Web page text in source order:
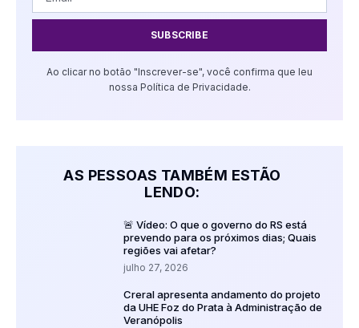
SUBSCRIBE
Ao clicar no botão "Inscrever-se", você confirma que leu
nossa Política de Privacidade.
AS PESSOAS TAMBÉM ESTÃO
LENDO:
🚨 Vídeo: O que o governo do RS está
prevendo para os próximos dias; Quais
regiões vai afetar?
julho 27, 2026
Creral apresenta andamento do projeto
da UHE Foz do Prata à Administração de
Veranópolis